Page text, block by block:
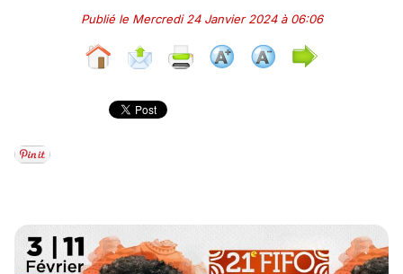
Publié le Mercredi 24 Janvier 2024 à 06:06